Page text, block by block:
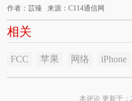
作者：苡臻 来源：C114通信网
相关
FCC 苹果 网络 iPhone
本评论 更新于：